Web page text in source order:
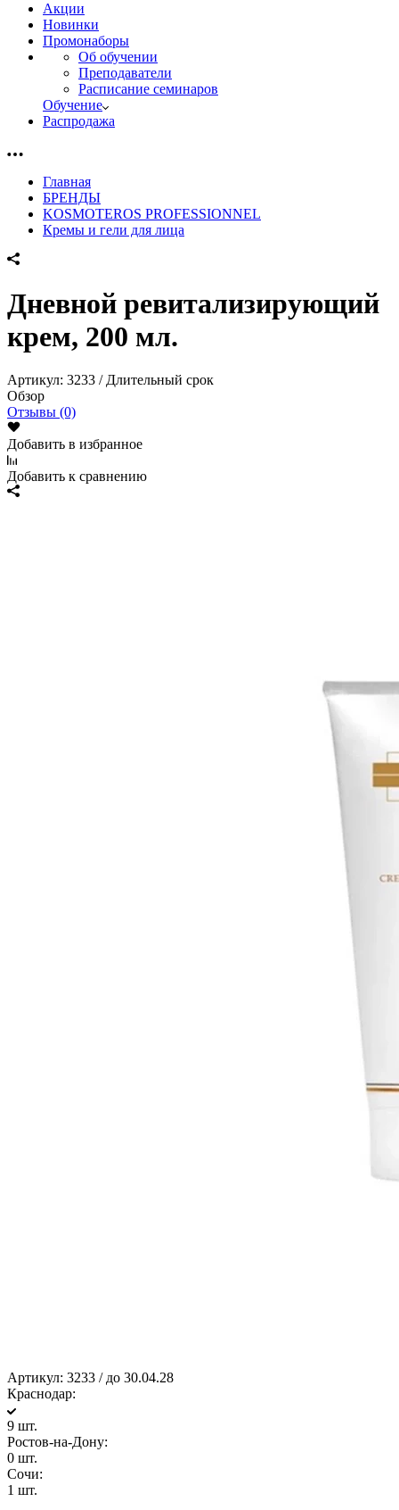
Акции
Новинки
Промонаборы
Об обучении
Преподаватели
Расписание семинаров
Обучение
Распродажа
Главная
БРЕНДЫ
KOSMOTEROS PROFESSIONNEL
Кремы и гели для лица
Дневной ревитализирующий
крем, 200 мл.
Артикул: 3233 / Длительный срок
Обзор
Отзывы (0)
Добавить в избранное
Добавить к сравнению
Артикул: 3233 / до 30.04.28
Краснодар:
9 шт.
Ростов-на-Дону:
0 шт.
Сочи:
1 шт.